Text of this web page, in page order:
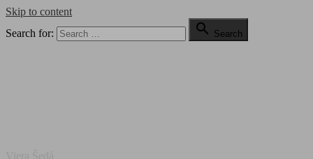
Skip to content
Search for:
 Search